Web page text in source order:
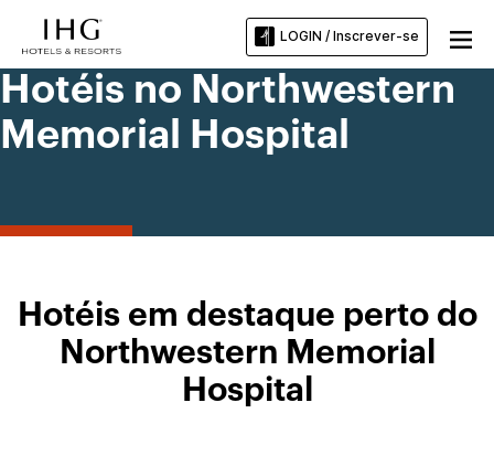
LOGIN / Inscrever-se
Hotéis no Northwestern
Memorial Hospital
Hotéis em destaque perto do
Northwestern Memorial
Hospital